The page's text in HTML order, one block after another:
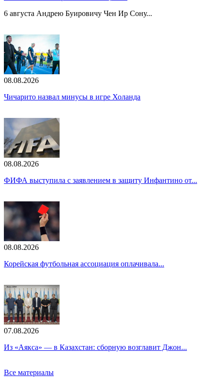
6 августа Андрею Буировичу Чен Ир Сону...
08.08.2026
Чичарито назвал минусы в игре Холанда
08.08.2026
ФИФА выступила с заявлением в защиту Инфантино от...
08.08.2026
Корейская футбольная ассоциация оплачивала...
07.08.2026
Из «Аякса» — в Казахстан: сборную возглавит Джон...
Все материалы